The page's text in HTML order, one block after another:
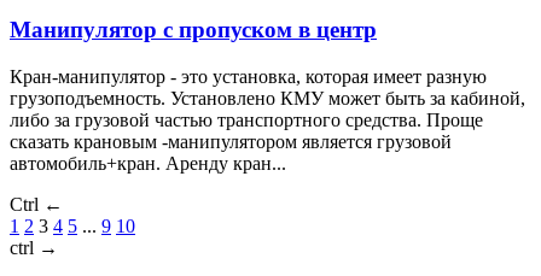
Манипулятор с пропуском в центр
Кран-манипулятор - это установка, которая имеет разную
грузоподъемность. Установлено КМУ может быть за кабиной,
либо за грузовой частью транспортного средства. Проще
сказать крановым -манипулятором является грузовой
автомобиль+кран. Аренду кран...
Ctrl ←
1 2 3 4 5 ... 9 10
ctrl →